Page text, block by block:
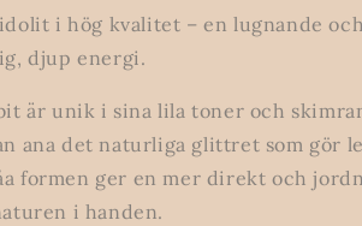
i hög kvalitet – en lugnande
djup energi.
är unik i sina lila toner och
ana det naturliga glittret som gör
formen ger en mer direkt och
i handen.